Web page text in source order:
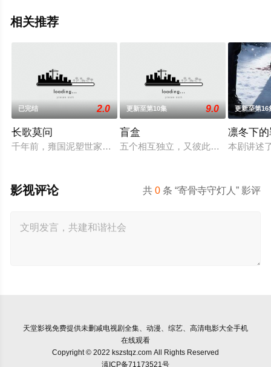
相关推荐
已完结 2.0
长歌莫问
千年前，雍国泥塑世家楚门因进贡的“十二生肖”离奇流血炸裂
更新至第10集 9.0
盲盒
五个相互独立，又彼此呼应的故事
更新至第16
凛冬下
本剧讲述
共0 条 “寄骨寺守灯人” 影评
影视评论
天堂影视免费提供未删减电视剧全集、动漫、综艺、高清电影大全手机
在线观看
Copyright © 2022 kszstqz.com All Rights Reserved
滇ICP备71173521号